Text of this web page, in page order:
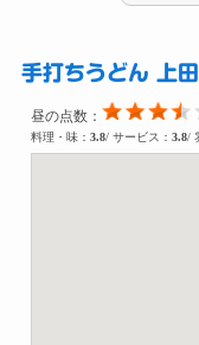
手打ちうどん 上田